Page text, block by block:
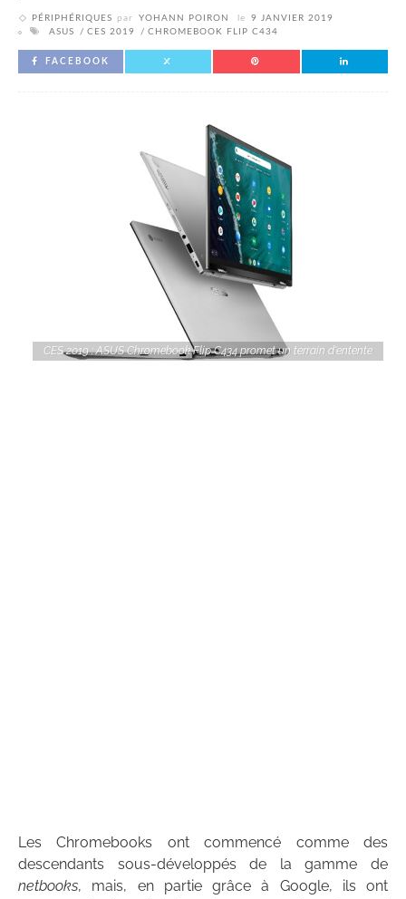
PÉRIPHÉRIQUES par YOHANN POIRON le
9 JANVIER 2019
ASUS
CES 2019 CHROMEBOOK FLIP C434
FACEBOOK
CES 2019 : ASUS Chromebook Flip C434 promet un terrain d'entente
Les Chromebooks ont commencé comme des
descendants sous-développés de la gamme de
netbooks, mais, en partie grâce à Google, ils ont